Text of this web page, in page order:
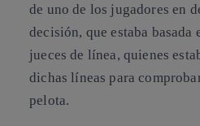
de uno de los jugadores en
decisión, que estaba
jueces de línea, quienes
dichas líneas para
pelota.